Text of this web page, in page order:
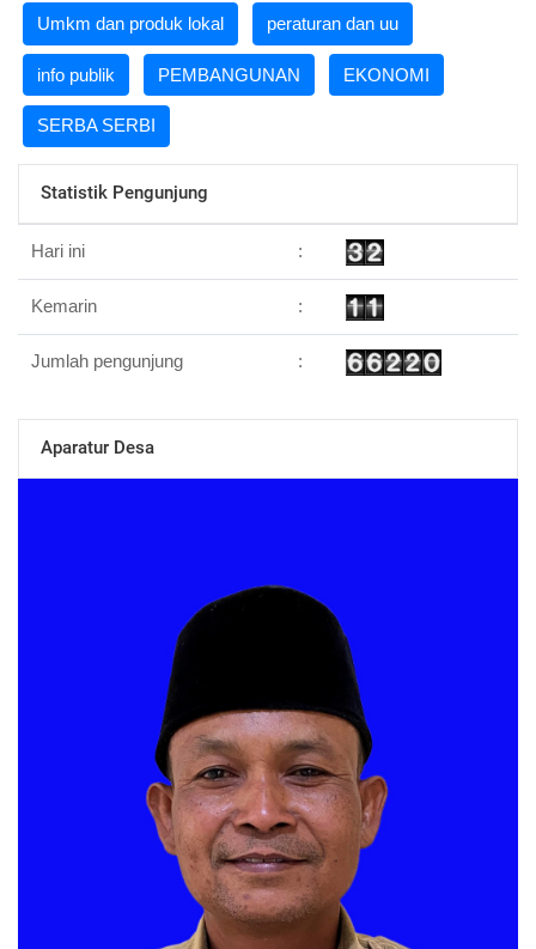
Umkm dan produk lokal peraturan dan uu
info publik PEMBANGUNAN EKONOMI
SERBA SERBI
Statistik Pengunjung
Hari ini :
Kemarin :
Jumlah pengunjung :
Aparatur Desa